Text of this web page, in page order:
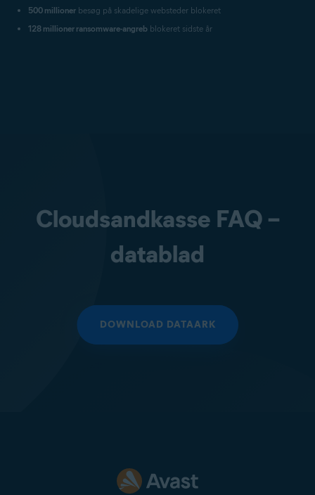
500 millioner besøg på skadelige websteder blokeret
128 millioner ransomware-angreb blokeret sidste år
Cloudsandkasse FAQ –
datablad
DOWNLOAD DATAARK